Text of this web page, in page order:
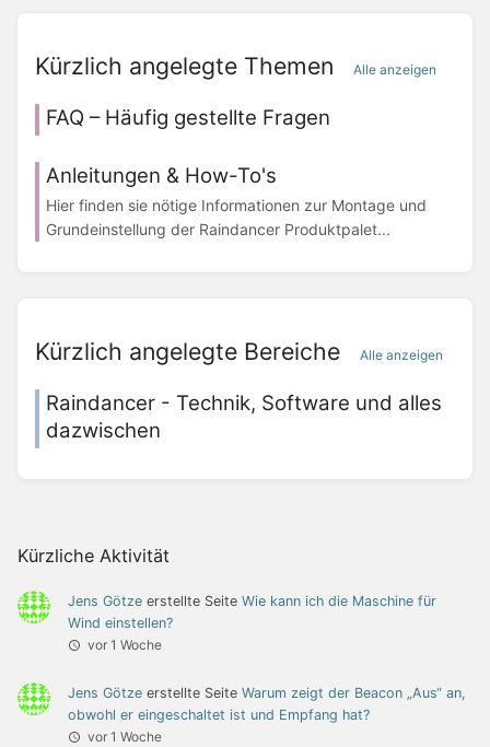
Kürzliche Aktivität
Jens Götze erstellte Seite Wie kann ich die Maschine für
Wind einstellen?
vor 1 Woche
Jens Götze erstellte Seite Warum zeigt der Beacon „Aus“ an,
obwohl er eingeschaltet ist und Empfang hat?
vor 1 Woche
Kürzlich angelegte Themen Alle anzeigen
FAQ – Häufig gestellte Fragen
Anleitungen & How-To's
Hier finden sie nötige Informationen zur Montage und
Grundeinstellung der Raindancer Produktpalet...
Kürzlich angelegte Bereiche Alle anzeigen
Raindancer - Technik, Software und alles
dazwischen